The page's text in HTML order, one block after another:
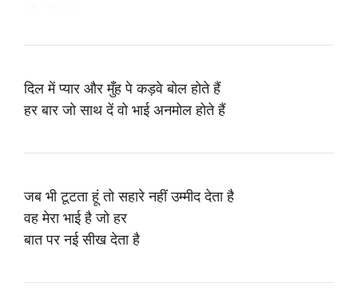
दिल में प्यार और मुँह पे कड़वे बोल होते हैं
हर बार जो साथ दें वो भाई अनमोल होते हैं
जब भी टूटता हूं तो सहारे नहीं उम्मीद देता है
वह मेरा भाई है जो हर
बात पर नई सीख देता है